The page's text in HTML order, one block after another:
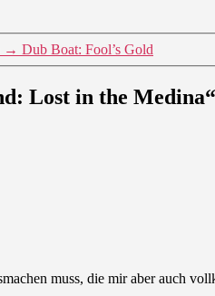
→ Dub Boat: Fool’s Gold
Lost in the Medina“
muss, die mir aber auch